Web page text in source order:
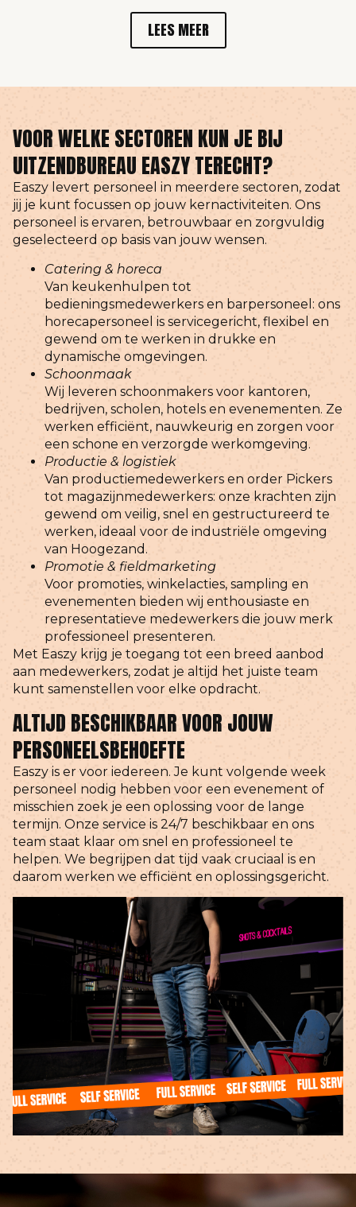
LEES MEER
VOOR WELKE SECTOREN KUN JE BIJ
UITZENDBUREAU EASZY TERECHT?
Easzy levert personeel in meerdere sectoren, zodat
jij je kunt focussen op jouw kernactiviteiten. Ons
personeel is ervaren, betrouwbaar en zorgvuldig
geselecteerd op basis van jouw wensen.
Catering & horeca
Van keukenhulpen tot
bedieningsmedewerkers en barpersoneel: ons
horecapersoneel is servicegericht, flexibel en
gewend om te werken in drukke en
dynamische omgevingen.
Schoonmaak
Wij leveren schoonmakers voor kantoren,
bedrijven, scholen, hotels en evenementen. Ze
werken efficiënt, nauwkeurig en zorgen voor
een schone en verzorgde werkomgeving.
Productie & logistiek
Van productiemedewerkers en order Pickers
tot magazijnmedewerkers: onze krachten zijn
gewend om veilig, snel en gestructureerd te
werken, ideaal voor de industriële omgeving
van Hoogezand.
Promotie & fieldmarketing
Voor promoties, winkelacties, sampling en
evenementen bieden wij enthousiaste en
representatieve medewerkers die jouw merk
professioneel presenteren.
Met Easzy krijg je toegang tot een breed aanbod
aan medewerkers, zodat je altijd het juiste team
kunt samenstellen voor elke opdracht.
ALTIJD BESCHIKBAAR VOOR JOUW
PERSONEELSBEHOEFTE
Easzy is er voor iedereen. Je kunt volgende week
personeel nodig hebben voor een evenement of
misschien zoek je een oplossing voor de lange
termijn. Onze service is 24/7 beschikbaar en ons
team staat klaar om snel en professioneel te
helpen. We begrijpen dat tijd vaak cruciaal is en
daarom werken we efficiënt en oplossingsgericht.